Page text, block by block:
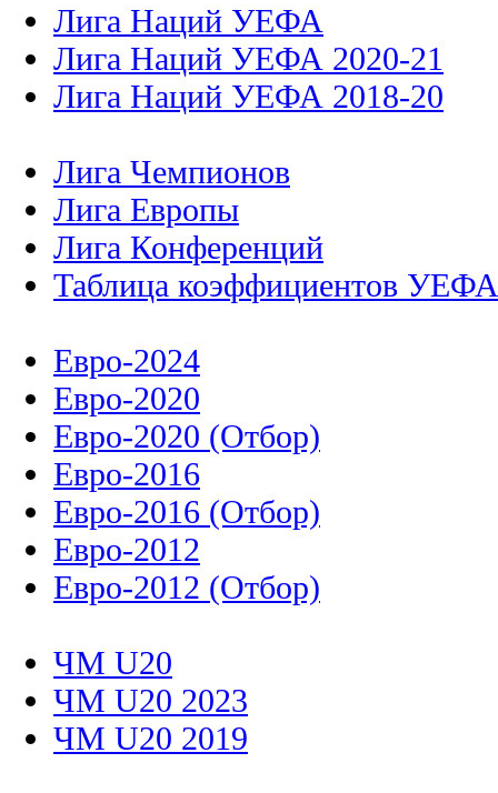
Лига Наций УЕФА
Лига Наций УЕФА 2020-21
Лига Наций УЕФА 2018-20
Лига Чемпионов
Лига Европы
Лига Конференций
Таблица коэффициентов УЕФА
Евро-2024
Евро-2020
Евро-2020 (Отбор)
Евро-2016
Евро-2016 (Отбор)
Евро-2012
Евро-2012 (Отбор)
ЧМ U20
ЧМ U20 2023
ЧМ U20 2019